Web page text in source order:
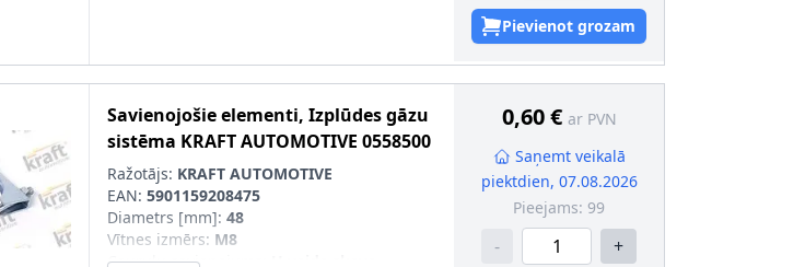
Pievienot grozam
Savienojošie elementi, Izplūdes gāzu
sistēma KRAFT AUTOMOTIVE 0558500
Ražotājs: KRAFT AUTOMOTIVE
EAN: 5901159208475
Diametrs [mm]: 48
Vītnes izmērs: M8
Cauruļu savienojums
0,60 € ar PVN
Saņemt veikalā
piektdien, 07.08.2026
Pieejams: 99
- +